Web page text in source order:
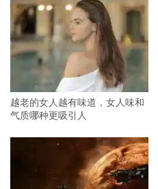
越老的女人越有味道，女人味和
气质哪种更吸引人